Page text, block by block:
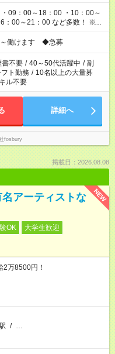
09：00～18：00 ・10：00～
00 など多数！ ※お
働けます ◆急募
書不要 / 40～50代活躍中 / 副
フト勤務 / 10名以上の大量募
ル不要
詳細へ
fosbury
掲載日：2026.08.08
NEW
アーティストな
OK
大学生歓迎
万8500円！
/ …